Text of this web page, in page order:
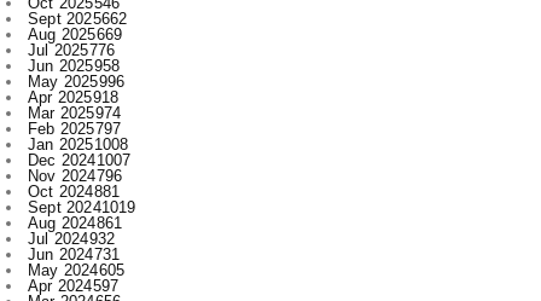
May 2025996
Apr 2025918
Mar 2025974
Feb 2025797
Jan 20251008
Dec 20241007
Nov 2024796
Oct 2024881
Sept 20241019
Aug 2024861
Jul 2024932
Jun 2024731
May 2024605
Apr 2024597
Mar 2024656
Feb 2024772
Jan 2024915
Dec 2023673
Nov 2023554